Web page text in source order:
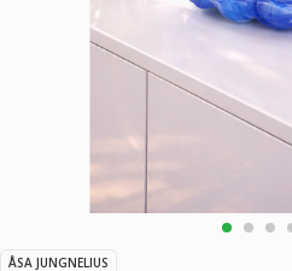
ÅSA JUNGNELIUS